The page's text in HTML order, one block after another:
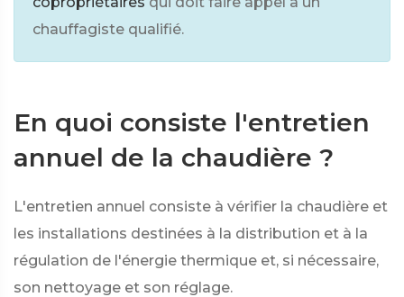
chauffagiste qualifié.
En quoi consiste l'entretien
annuel de la chaudière ?
L'entretien annuel consiste à vérifier la chaudière et
les installations destinées à la distribution et à la
régulation de l'énergie thermique et, si nécessaire,
son nettoyage et son réglage.